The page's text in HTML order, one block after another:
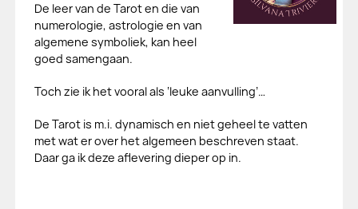
De leer van de Tarot en die van
numerologie, astrologie en van
algemene symboliek, kan heel
goed samengaan.
Toch zie ik het vooral als ‘leuke aanvulling’…
De Tarot is m.i. dynamisch en niet geheel te vatten
met wat er over het algemeen beschreven staat.
Daar ga ik deze aflevering dieper op in.